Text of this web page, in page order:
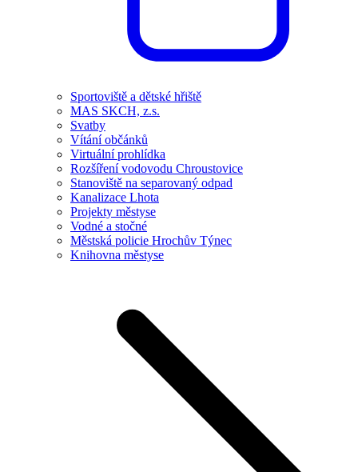
Sportoviště a dětské hřiště
MAS SKCH, z.s.
Svatby
Vítání občánků
Virtuální prohlídka
Rozšíření vodovodu Chroustovice
Stanoviště na separovaný odpad
Kanalizace Lhota
Projekty městyse
Vodné a stočné
Městská policie Hrochův Týnec
Knihovna městyse